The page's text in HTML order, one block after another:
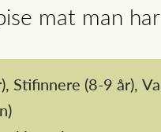
mat man
Stifinnere (8-9 år),